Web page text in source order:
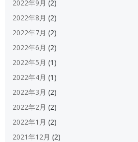
2022年9月 (2)
2022年8月 (2)
2022年7月 (2)
2022年6月 (2)
2022年5月 (1)
2022年4月 (1)
2022年3月 (2)
2022年2月 (2)
2022年1月 (2)
2021年12月 (2)